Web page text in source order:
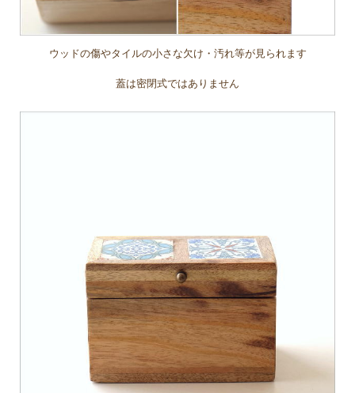
ウッドの傷やタイルの小さな欠け・汚れ等が見られます
蓋は密閉式ではありません